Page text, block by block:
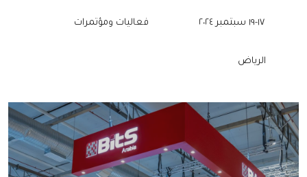
١٧-١٩ سبتمبر ٢٠٢٤ فعاليات ومؤتمرات
الرياض